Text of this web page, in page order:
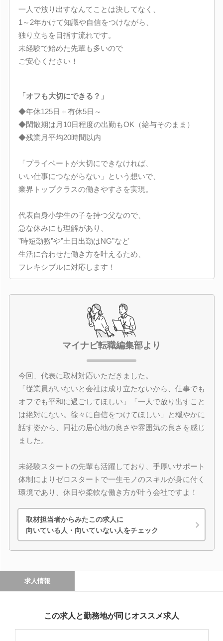
一人で放り出すなんてことは決してなく、
1～2年かけて知識や自信をつけながら、
独り立ちを目指す流れです。
未経験で始めた先輩も多いので
ご安心ください！
「オフも大切にできる？」
◆年休125日＋有休5日～
◆閑散期は月10日程度の出勤もOK（給与そのまま）
◆残業月平均20時間以内
「プライベートが大切にできなければ、
いい仕事につながらない」という想いで、
業界トップクラスの働きやすさを実現。
代表自身小学生の子を持つ父なので、
急な休みにも理解があり、
”時短勤務”や”土日出勤はNG”など
生活に合わせた働き方を叶えるため、
フレキシブルに対応します！
マイナビ転職編集部より
今回、代表に取材対応いただきました。
「従業員がいないと会社は成り立たないから、仕事でも
オフでも平和に過ごしてほしい」「一人で放り出すこと
は絶対にない。徐々に自信をつけてほしい」と穏やかに
話す姿から、同社の居心地の良さや雰囲気の良さを感じ
ました。
未経験スタートの先輩も活躍しており、手厚いサポート
体制によりゼロスタートで一生モノのスキルが身に付く
環境であり、休日や柔軟な働き方が叶う会社ですよ！
取材担当者からみたこの求人に
向いている人・向いていない人をチェック
求人情報
この求人と勤務地が同じオススメ求人